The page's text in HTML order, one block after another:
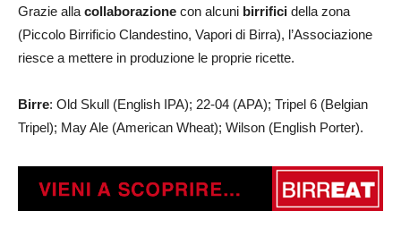
Grazie alla collaborazione con alcuni birrifici della zona
(Piccolo Birrificio Clandestino, Vapori di Birra), l’Associazione
riesce a mettere in produzione le proprie ricette.
Birre: Old Skull (English IPA); 22-04 (APA); Tripel 6 (Belgian
Tripel); May Ale (American Wheat); Wilson (English Porter).